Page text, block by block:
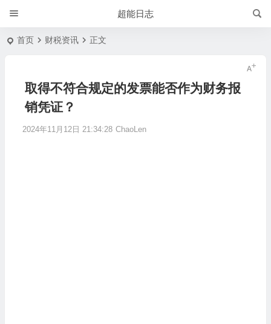
超能日志
首页 财税资讯 正文
取得不符合规定的发票能否作为财务报
销凭证？
2024年11月12日 21:34:28 ChaoLen